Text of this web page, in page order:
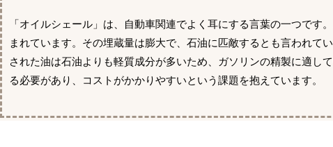
「オイルシェール」は、自動車関連でよく耳にする言葉の一つで
まれています。その埋蔵量は膨大で、石油に匹敵するとも言われて
された油は石油よりも軽質成分が多いため、ガソリンの精製に適し
る必要があり、コストがかかりやすいという課題を抱えています。